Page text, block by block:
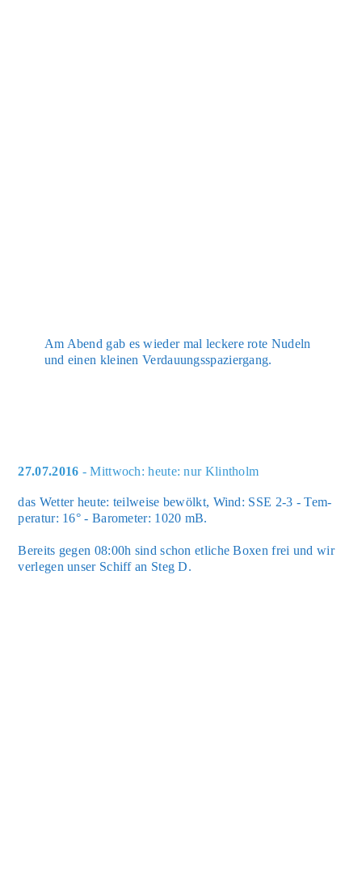
Am Abend gab es wie­der mal lecke­re rote Nudeln
und einen klei­nen Ver­dau­ungs­spa­zier­gang.
27.07.2016 - Mittwoch: heute: nur Klintholm
das Wet­ter heu­te: teil­wei­se bewölkt, Wind: SSE 2-3 - Tem­
pe­ra­tur: 16° - Baro­me­ter: 1020 mB.
Bereits gegen 08:00h sind schon etli­che Boxen frei und wir
ver­le­gen unser Schiff an Steg D.